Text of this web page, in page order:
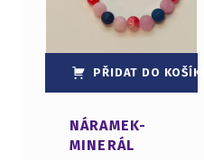
PŘIDAT DO KOŠÍKU
NÁRAMEK-
MINERÁL